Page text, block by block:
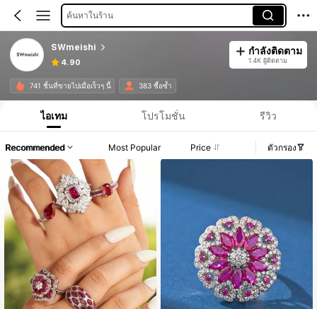
ค้นหาในร้าน
SWmeishi
4.90
กำลังติดตาม
1.4K ผู้ติดตาม
741 ชิ้นที่ขายไปเมื่อเร็วๆ นี้ 383 ซื้อซ้ำ
ไอเทม โปรโมชั่น รีวิว
Recommended Most Popular Price ตัวกรอง